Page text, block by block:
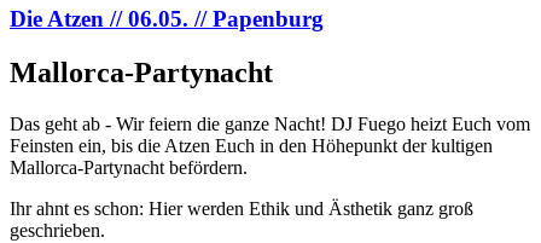
Die Atzen // 06.05. // Papenburg
Mallorca-Partynacht
Das geht ab - Wir feiern die ganze Nacht! DJ Fuego heizt Euch vom
Feinsten ein, bis die Atzen Euch in den Höhepunkt der kultigen
Mallorca-Partynacht befördern.
Ihr ahnt es schon: Hier werden Ethik und Ästhetik ganz groß
geschrieben.